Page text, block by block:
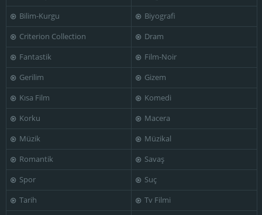
Jayne Taini Jeffrey DeMunn
Bilim-Kurgu
Biyografi
Criterion Collection
Dram
Fantastik
Film-Noir
Gerilim
Gizem
Kısa Film
Komedi
Korku
Macera
Müzik
Müzikal
Romantik
Savaş
Spor
Suç
Tarih
Tv Filmi